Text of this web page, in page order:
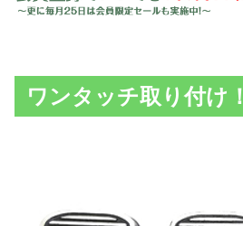
エクステリア
エレクトリック
ワンタッチ取り付け！